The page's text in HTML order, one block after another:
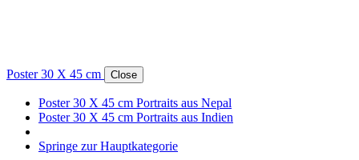
Poster 30 X 45 cm Close
Poster 30 X 45 cm Portraits aus Nepal
Poster 30 X 45 cm Portraits aus Indien
Springe zur Hauptkategorie